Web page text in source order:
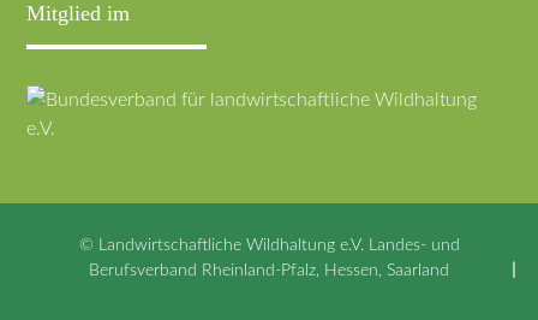
Mitglied im
© Landwirtschaftliche Wildhaltung e.V. Landes- und
Berufsverband Rheinland-Pfalz, Hessen, Saarland